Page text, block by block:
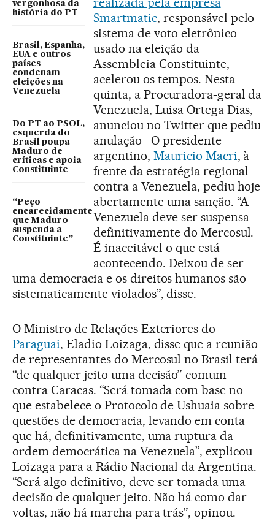
vergonhosa da
história do PT
Brasil, Espanha,
EUA e outros
países
condenam
eleições na
Venezuela
Do PT ao PSOL,
esquerda do
Brasil poupa
Maduro de
críticas e apoia
Constituinte
“Peço
encarecidamente
que Maduro
suspenda a
Constituinte”
Smartmatic, responsável pelo
sistema de voto eletrônico
usado na eleição da
Assembleia Constituinte,
acelerou os tempos. Nesta
quinta, a Procuradora-geral da
Venezuela, Luisa Ortega Dias,
anunciou no Twitter que pediu
anulação O presidente
argentino, Mauricio Macri, à
frente da estratégia regional
contra a Venezuela, pediu hoje
abertamente uma sanção. “A
Venezuela deve ser suspensa
definitivamente do Mercosul.
É inaceitável o que está
acontecendo. Deixou de ser
uma democracia e os direitos humanos são
sistematicamente violados”, disse.
O Ministro de Relações Exteriores do
Paraguai, Eladio Loizaga, disse que a reunião
de representantes do Mercosul no Brasil terá
“de qualquer jeito uma decisão” comum
contra Caracas. “Será tomada com base no
que estabelece o Protocolo de Ushuaia sobre
questões de democracia, levando em conta
que há, definitivamente, uma ruptura da
ordem democrática na Venezuela”, explicou
Loizaga para a Rádio Nacional da Argentina.
“Será algo definitivo, deve ser tomada uma
decisão de qualquer jeito. Não há como dar
voltas, não há marcha para trás”, opinou.